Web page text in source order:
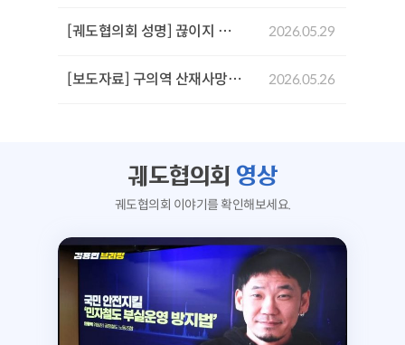
[궤도협의회 성명] 끊이지 않는 서울시의 참사,'안전 불감증'이 부른 서소문 고가 붕괴사고를 규탄한다! 2026.05.29
[보도자료] 구의역 산재사망 참사 10주기 추모문화제 및 서울시장후보 생명안전시민약속식 2026.05.26
궤도협의회 영상
궤도협의회 이야기를 확인해보세요.